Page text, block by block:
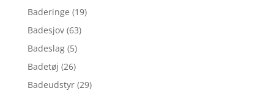
Baderinge (19)
Badesjov (63)
Badeslag (5)
Badetøj (26)
Badeudstyr (29)